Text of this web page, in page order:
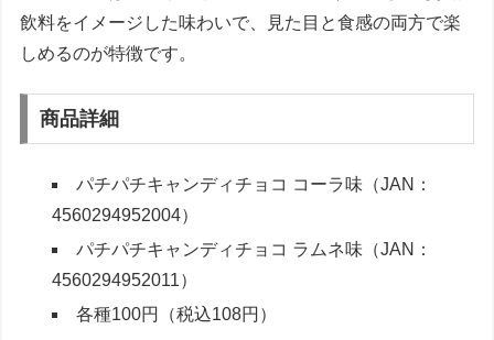
飲料をイメージした味わいで、見た目と食感の両方で楽
しめるのが特徴です。
商品詳細
パチパチキャンディチョコ コーラ味（JAN：
4560294952004）
パチパチキャンディチョコ ラムネ味（JAN：
4560294952011）
各種100円（税込108円）